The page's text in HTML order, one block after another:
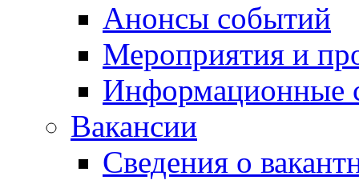
Анонсы событий
Мероприятия и
Информационные
Вакансии
Сведения о